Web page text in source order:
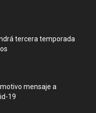
tercera temporada
mensaje a
19